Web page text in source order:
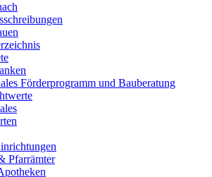
Förderprogramm und Bauberatung
Pfarrämter